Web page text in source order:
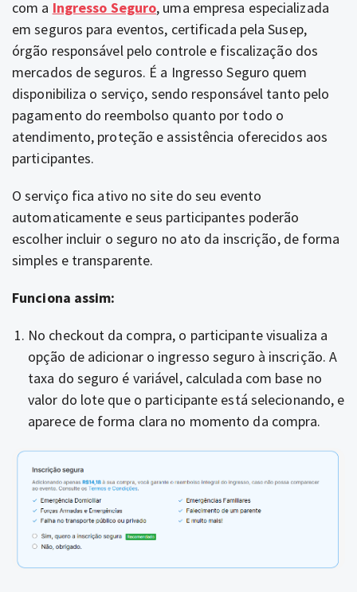
com a Ingresso Seguro, uma empresa especializada
em seguros para eventos, certificada pela Susep,
órgão responsável pelo controle e fiscalização dos
mercados de seguros. É a Ingresso Seguro quem
disponibiliza o serviço, sendo responsável tanto pelo
pagamento do reembolso quanto por todo o
atendimento, proteção e assistência oferecidos aos
participantes.
O serviço fica ativo no site do seu evento
automaticamente e seus participantes poderão
escolher incluir o seguro no ato da inscrição, de forma
simples e transparente.
Funciona assim:
No checkout da compra, o participante visualiza a
opção de adicionar o ingresso seguro à inscrição. A
taxa do seguro é variável, calculada com base no
valor do lote que o participante está selecionando, e
aparece de forma clara no momento da compra.